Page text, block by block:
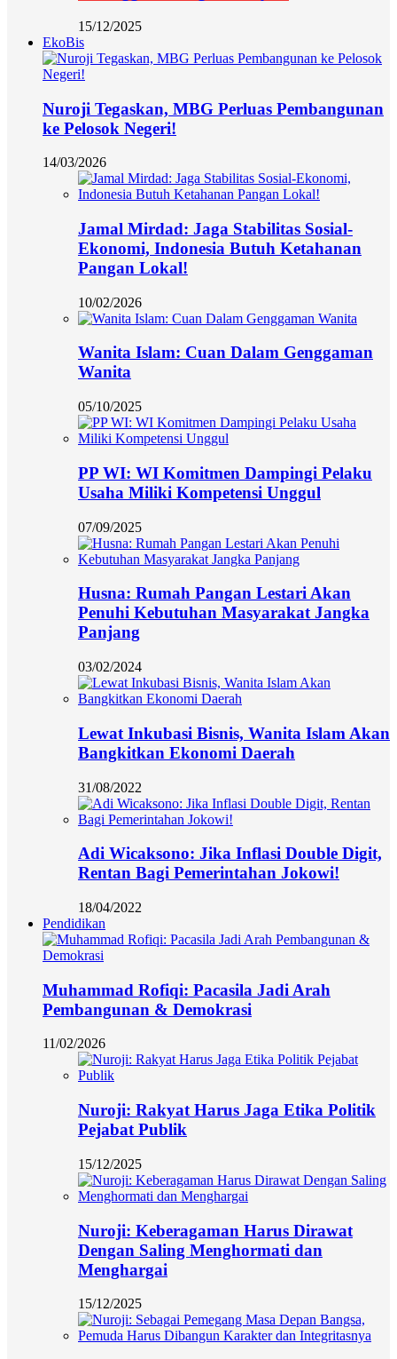
15/12/2025
EkoBis
Nuroji Tegaskan, MBG Perluas Pembangunan
ke Pelosok Negeri!
14/03/2026
Jamal Mirdad: Jaga Stabilitas Sosial-
Ekonomi, Indonesia Butuh Ketahanan
Pangan Lokal!
10/02/2026
Wanita Islam: Cuan Dalam Genggaman
Wanita
05/10/2025
PP WI: WI Komitmen Dampingi Pelaku
Usaha Miliki Kompetensi Unggul
07/09/2025
Husna: Rumah Pangan Lestari Akan
Penuhi Kebutuhan Masyarakat Jangka
Panjang
03/02/2024
Lewat Inkubasi Bisnis, Wanita Islam Akan
Bangkitkan Ekonomi Daerah
31/08/2022
Adi Wicaksono: Jika Inflasi Double Digit,
Rentan Bagi Pemerintahan Jokowi!
18/04/2022
Pendidikan
Muhammad Rofiqi: Pacasila Jadi Arah
Pembangunan & Demokrasi
11/02/2026
Nuroji: Rakyat Harus Jaga Etika Politik
Pejabat Publik
15/12/2025
Nuroji: Keberagaman Harus Dirawat
Dengan Saling Menghormati dan
Menghargai
15/12/2025